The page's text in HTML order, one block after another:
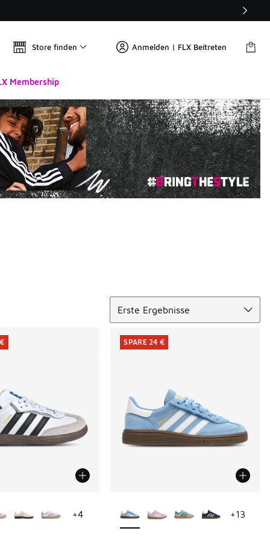
Store finden Anmelden | FLX Beitreten
Membership
Erste Ergebnisse
+4
+13
SPARE 24 €